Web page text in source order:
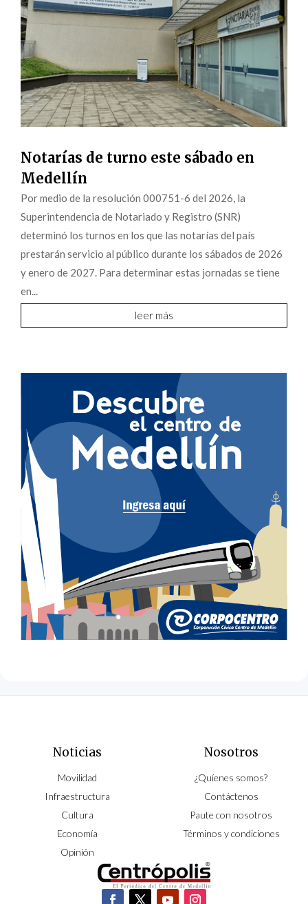
Notarías de turno este sábado en
Medellín
Por medio de la resolución 000751-6 del 2026, la
Superintendencia de Notariado y Registro (SNR)
determinó los turnos en los que las notarías del país
prestarán servicio al público durante los sábados de 2026
y enero de 2027. Para determinar estas jornadas se tiene
en...
leer más
Noticias
Movilidad
Infraestructura
Cultura
Economía
Opinión
Nosotros
¿Quíenes somos?
Contáctenos
Paute con nosotros
Términos y condiciones